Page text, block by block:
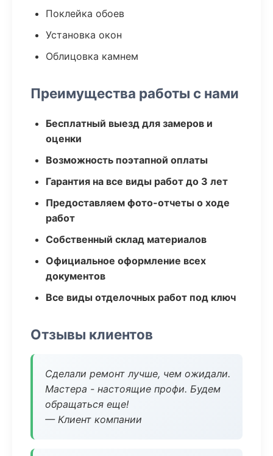
Поклейка обоев
Установка окон
Облицовка камнем
Преимущества работы с нами
Бесплатный выезд для замеров и
оценки
Возможность поэтапной оплаты
Гарантия на все виды работ до 3 лет
Предоставляем фото-отчеты о ходе
работ
Собственный склад материалов
Официальное оформление всех
документов
Все виды отделочных работ под ключ
Отзывы клиентов
Сделали ремонт лучше, чем ожидали.
Мастера - настоящие профи. Будем
обращаться еще!
— Клиент компании